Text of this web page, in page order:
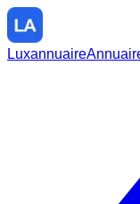
Luxannuaire